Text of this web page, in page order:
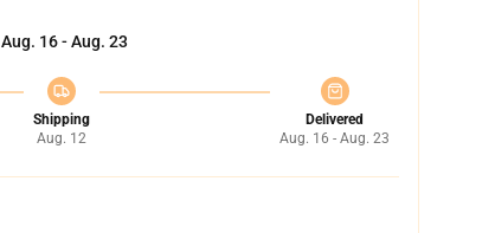
Aug. 16 - Aug. 23
Shipping
Aug. 12
Delivered
Aug. 16 - Aug. 23